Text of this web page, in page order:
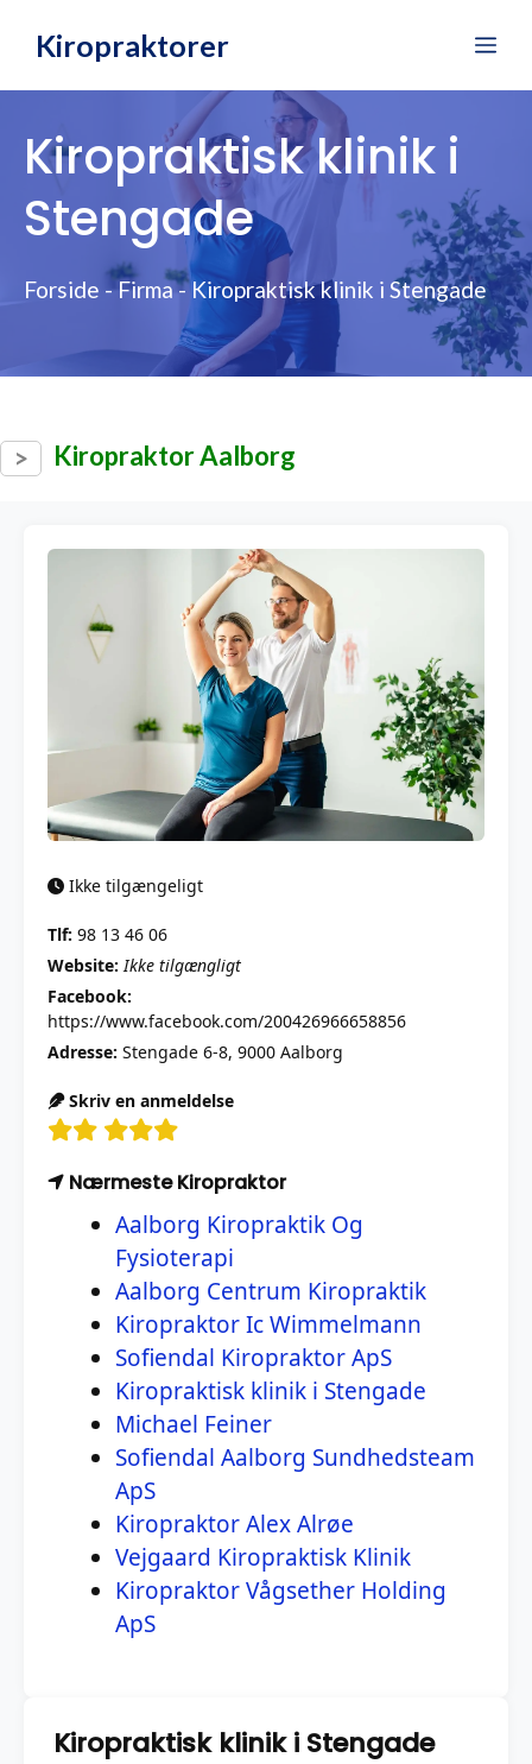
Kiropraktorer
Kiropraktisk klinik i
Stengade
Forside -Firma-Kiropraktisk klinik i Stengade
Kiropraktor Aalborg
Ikke tilgængeligt
Tlf: 98 13 46 06
Website: Ikke tilgængligt
Facebook:
https://www.facebook.com/200426966658856
Adresse: Stengade 6-8, 9000 Aalborg
Skriv en anmeldelse
Nærmeste Kiropraktor
Aalborg Kiropraktik Og
Fysioterapi
Aalborg Centrum Kiropraktik
Kiropraktor Ic Wimmelmann
Sofiendal Kiropraktor ApS
Kiropraktisk klinik i Stengade
Michael Feiner
Sofiendal Aalborg Sundhedsteam
ApS
Kiropraktor Alex Alrøe
Vejgaard Kiropraktisk Klinik
Kiropraktor Vågsether Holding
ApS
Kiropraktisk klinik i Stengade